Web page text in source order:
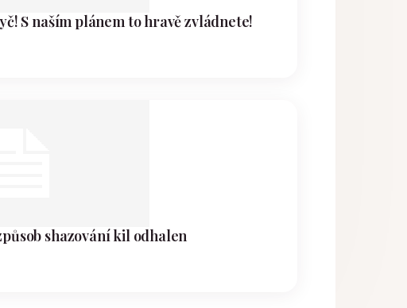
S naším plánem to hravě zvládnete!
shazování kil odhalen